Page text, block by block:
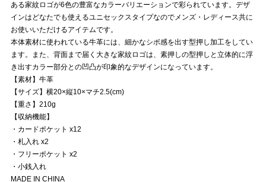
ある家紋ロゴが6色の豊富なカラーバリエーションで彩られています。デザ
インはどなたでも使えるユニセックスタイプなのでメンズ・レディース共に
お使いいただけるアイテムです。
本体素材に使われている牛革には、細かなシボ感を出す型押し加工をしてい
ます。また、背面まで届く大きな家紋ロゴは、素押しの型押しと立体的に浮
き出すカラー部分との凹凸が印象的なデザインになっています。
【素材】牛革
【サイズ】横20×縦10×マチ2.5(cm)
【重さ】210g
【収納機能】
・カードポケット x12
・札入れ x2
・フリーポケット x2
・小銭入れ
MADE IN CHINA